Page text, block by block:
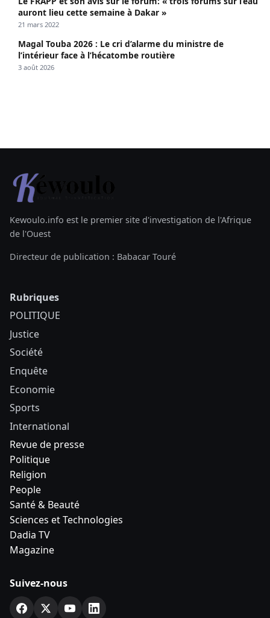
auront lieu cette semaine à Dakar »
21 mars 2022
Magal Touba 2026 : Le cri d’alarme du ministre de
l’intérieur face à l’hécatombe routière
3 août 2026
Kewoulo.info est le premier site d'investigation de l'Afrique
de l'Ouest
Directeur de publication : Babacar Touré
Rubriques
POLITIQUE
Justice
Société
Enquête
Economie
Sports
International
Revue de presse
Politique
Religion
People
Santé & Beauté
Sciences et Technologies
Dadia TV
Magazine
Suivez-nous